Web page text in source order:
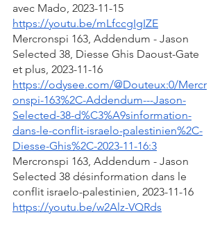
avec Mado, 2023-11-15
https://youtu.be/mLfccgIgIZE
Mercronspi 163, Addendum - Jason
Selected 38, Diesse Ghis Daoust-Gate
et plus, 2023-11-16
https://odysee.com/@Douteux:0/Mercr
onspi-163%2C-Addendum---Jason-
Selected-38-d%C3%A9sinformation-
dans-le-conflit-israelo-palestinien%2C-
Diesse-Ghis%2C-2023-11-16:3
Mercronspi 163, Addendum - Jason
Selected 38 désinformation dans le
conflit israelo-palestinien, 2023-11-16
https://youtu.be/w2Alz-VQRds